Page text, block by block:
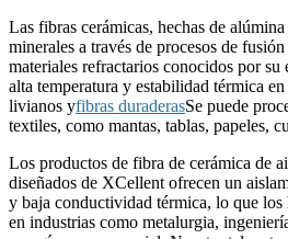
Las fibras cerámicas, hechas de
minerales a través de procesos de
materiales refractarios conocidos por su
alta temperatura y estabilidad térmica
livianos yfibras duraderasSe puede
textiles, como mantas, tablas, papeles,
Los productos de fibra de cerámica de
diseñados de XCellent ofrecen un
y baja conductividad térmica, lo que los
en industrias como metalurgia,